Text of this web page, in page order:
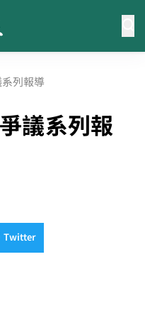
列報導
議系列報
Twitter